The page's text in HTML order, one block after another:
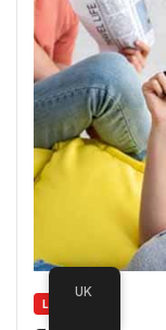
LIFESTYLE
UK